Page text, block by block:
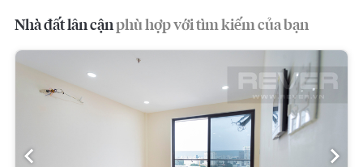
Nhà đất lân cậnphù hợp với tìm kiếm của bạn